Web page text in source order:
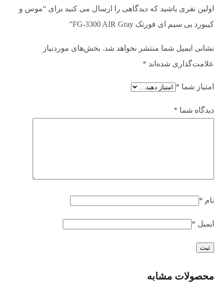
اولین نفری باشید که دیدگاهی را ارسال می کنید برای “موس و
کیبورد بی سیم ای فورتک FG-3300 AIR Gray”
نشانی ایمیل شما منتشر نخواهد شد. بخش‌های موردنیاز
علامت‌گذاری شده‌اند *
امتیاز شما *
دیدگاه شما *
نام *
ایمیل *
محصولات مشابه